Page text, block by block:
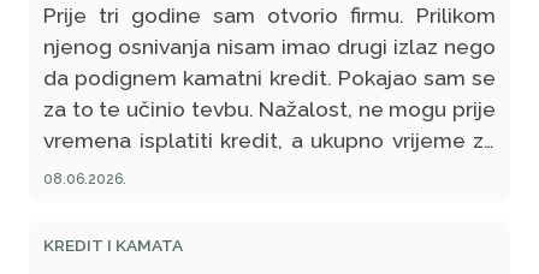
Prije tri godine sam otvorio firmu. Prilikom
njenog osnivanja nisam imao drugi izlaz nego
da podignem kamatni kredit. Pokajao sam se
za to te učinio tevbu. Nažalost, ne mogu prije
vremena isplatiti kredit, a ukupno vrijeme za
vraćanje je deset godina. Da li je ispravno,
08.06.2026.
KREDIT I KAMATA